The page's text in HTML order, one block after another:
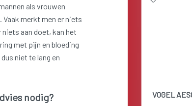
VOGEL
als vrouwen
merkt men er niets
niets aan doet, kan het
met pijn en bloeding
niet te lang en
nodig?